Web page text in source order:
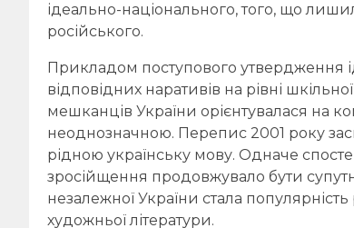
ідеально-національного, того, що
російського.
Прикладом поступового утвердження
відповідних наративів на рівні
мешканців України орієнтувалася на
неоднозначною. Перепис 2001 року
рідною українську мову. Одначе
зросійщення продовжувало бути
незалежної України стала популярність
художньої літератури.